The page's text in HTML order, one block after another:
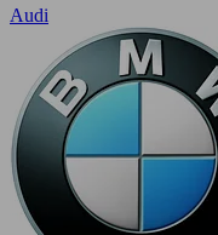
Audi